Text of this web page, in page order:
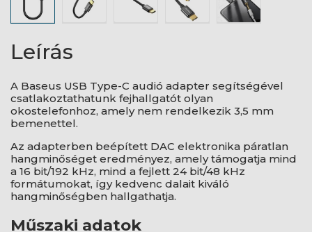
Leírás
A Baseus USB Type-C audió adapter segítségével
csatlakoztathatunk fejhallgatót olyan
okostelefonhoz, amely nem rendelkezik 3,5 mm
bemenettel.
Az adapterben beépített DAC elektronika páratlan
hangminőséget eredményez, amely támogatja mind
a 16 bit/192 kHz, mind a fejlett 24 bit/48 kHz
formátumokat, így kedvenc dalait kiváló
hangminőségben hallgathatja.
Műszaki adatok